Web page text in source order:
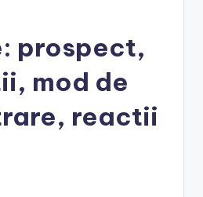
prospect,
mod de
reactii